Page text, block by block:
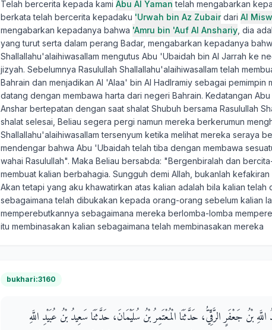
Telah bercerita kepada kami Abu Al Yaman telah mengabarkan
berkata telah bercerita kepadaku 'Urwah bin Az Zubairdari Al
mengabarkan kepadanya bahwa 'Amru bin 'Auf Al Anshariy , dia
yang turut serta dalam perang Badar, mengabarkan kepadanya
Shallallahu'alaihiwasallam mengutus Abu 'Ubaidah bin Al Jarrah ke
jizyah. Sebelumnya Rasulullah Shallallahu'alaihiwasallam telah
Bahrain dan menjadikan Al 'Alaa' bin Al Hadlramiy sebagai pemimpin
datang dengan membawa harta dari negeri Bahrain. Kedatangan
Anshar bertepatan dengan saat shalat Shubuh bersama Rasulullah
shalat selesai, Beliau segera pergi namun mereka berkerumun
Shallallahu'alaihiwasallam tersenyum ketika melihat mereka seraya
mendengar bahwa Abu 'Ubaidah telah tiba dengan membawa
wahai Rasulullah". Maka Beliau bersabda: "Bergenbiralah dan
membuat kalian berbahagia. Sungguh demi Allah, bukanlah
Akan tetapi yang aku khawatirkan atas kalian adalah bila kalian telah
sebagaimana telah dibukakan kepada orang-orang sebelum kalian
memperebutkannya sebagaimana mereka berlomba-lomba
itu membinasakan kalian sebagaimana telah membinasakan mereka
bukhari:3160
بْنُ جَعْفَرٍ الرَّقِّيُّ، حَدَّثَنَا الْمُعْتَمِرُ بْنُ سُلَيْمَانَ، حَدَّثَنَا سَعِيدُ بْنُ عُبَيْدِ اللَّهِ